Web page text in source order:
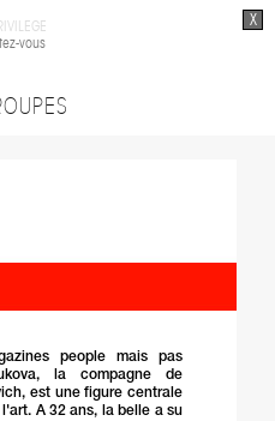
X
vous
people mais pas
la compagne de
est une figure centrale
A 32 ans, la belle a su